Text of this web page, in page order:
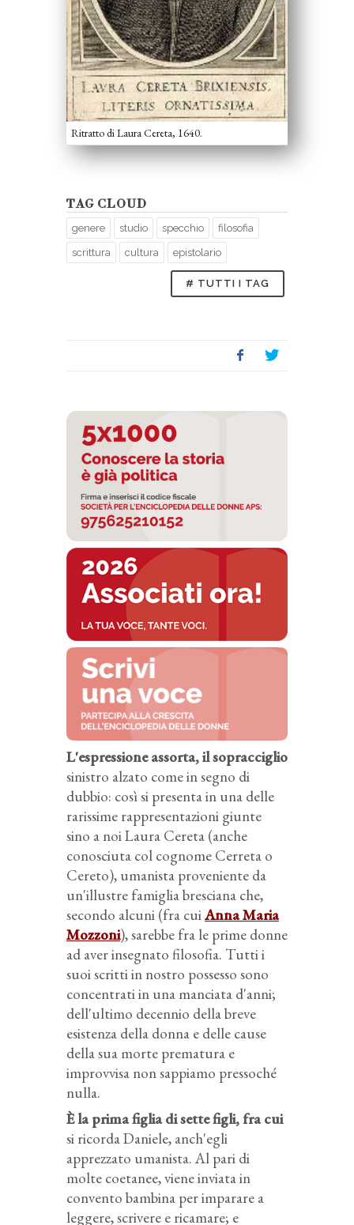
Ritratto di Laura Cereta, 1640.
TAG CLOUD
genere studio specchio filosofia
scrittura cultura epistolario
# TUTTI I TAG
L'espressione assorta, il sopracciglio
sinistro alzato come in segno di
dubbio: così si presenta in una delle
rarissime rappresentazioni giunte
sino a noi Laura Cereta (anche
conosciuta col cognome Cerreta o
Cereto), umanista proveniente da
un'illustre famiglia bresciana che,
secondo alcuni (fra cuiAnna Maria
Mozzoni), sarebbe fra le prime donne
ad aver insegnato filosofia. Tutti i
suoi scritti in nostro possesso sono
concentrati in una manciata d'anni;
dell'ultimo decennio della breve
esistenza della donna e delle cause
della sua morte prematura e
improvvisa non sappiamo pressoché
nulla.
È la prima figlia di sette figli, fra cui
si ricorda Daniele, anch'egli
apprezzato umanista. Al pari di
molte coetanee, viene inviata in
convento bambina per imparare a
leggere, scrivere e ricamare; e